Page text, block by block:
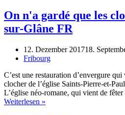
On n'a gardé que les
sur-Glâne FR
12. Dezember 201718.
Fribourg
C’est une restauration d’envergure
clocher de l’église Saints-Pierre-et-
L’église néo-romane, qui vient de
Weiterlesen »